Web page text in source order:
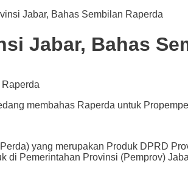
Jabar, Bahas Sembilan Raperda
Jabar, Bahas
membahas Raperda untuk
yang merupakan Produk DPRD
di Pemerintahan Provinsi (Pemprov)